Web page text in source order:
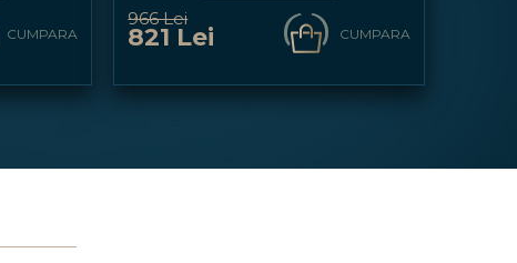
CUMPARA
966 Lei
821 Lei CUMPARA